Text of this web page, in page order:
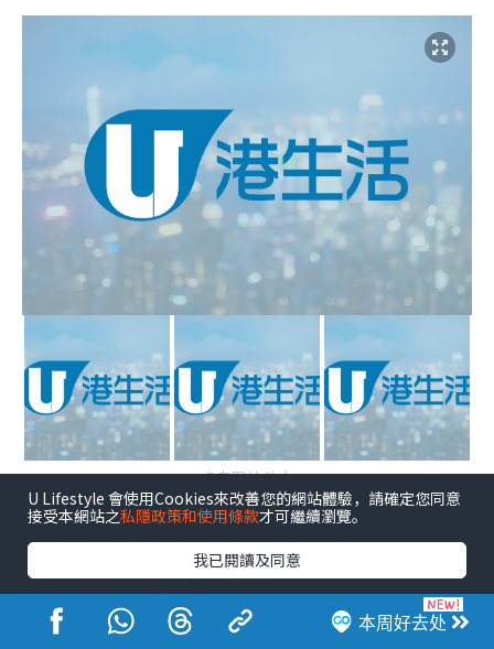
点击图片放大
阿根廷 VS 佛得角—“黑马”门将
圆梦决战美斯！
本周好去处
U Lifestyle 會使用Cookies來改善您的網站體驗，請確定您同意
接受本網站之私隱政策和使用條款才可繼續瀏覽。
我已閱讀及同意